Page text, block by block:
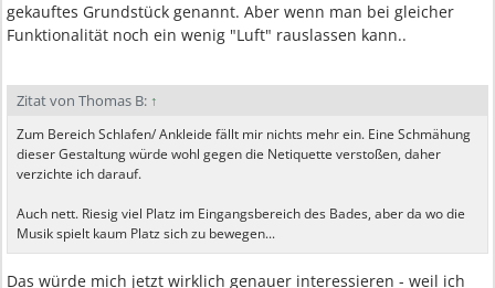
gekauftes Grundstück genannt. Aber wenn man bei gleicher
Funktionalität noch ein wenig "Luft" rauslassen kann..
Zitat von Thomas B: ↑
Zum Bereich Schlafen/ Ankleide fällt mir nichts mehr ein. Eine Schmähung
dieser Gestaltung würde wohl gegen die Netiquette verstoßen, daher
verzichte ich darauf.
Auch nett. Riesig viel Platz im Eingangsbereich des Bades, aber da wo die
Musik spielt kaum Platz sich zu bewegen...
Das würde mich jetzt wirklich genauer interessieren - weil ich